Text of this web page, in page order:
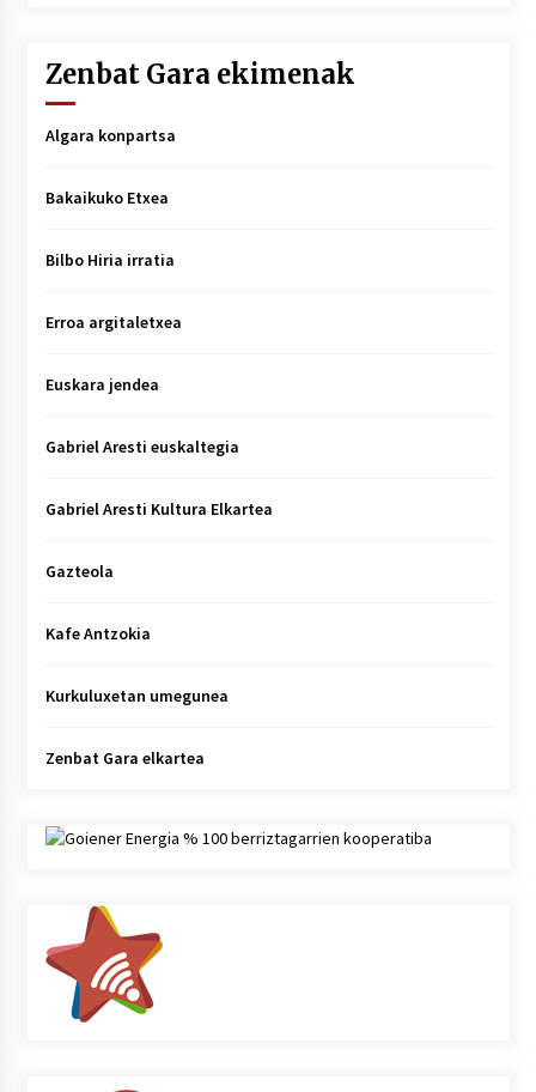
Zenbat Gara ekimenak
Algara konpartsa
Bakaikuko Etxea
Bilbo Hiria irratia
Erroa argitaletxea
Euskara jendea
Gabriel Aresti euskaltegia
Gabriel Aresti Kultura Elkartea
Gazteola
Kafe Antzokia
Kurkuluxetan umegunea
Zenbat Gara elkartea